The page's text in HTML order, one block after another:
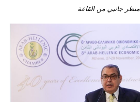
منظر جانبي من القاعة